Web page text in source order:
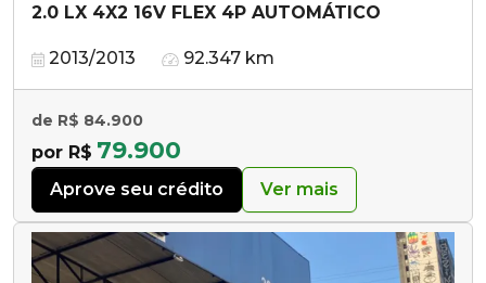
2.0 LX 4X2 16V FLEX 4P AUTOMÁTICO
2013/2013 92.347 km
de R$ 84.900
por R$ 79.900
Aprove seu crédito Ver mais